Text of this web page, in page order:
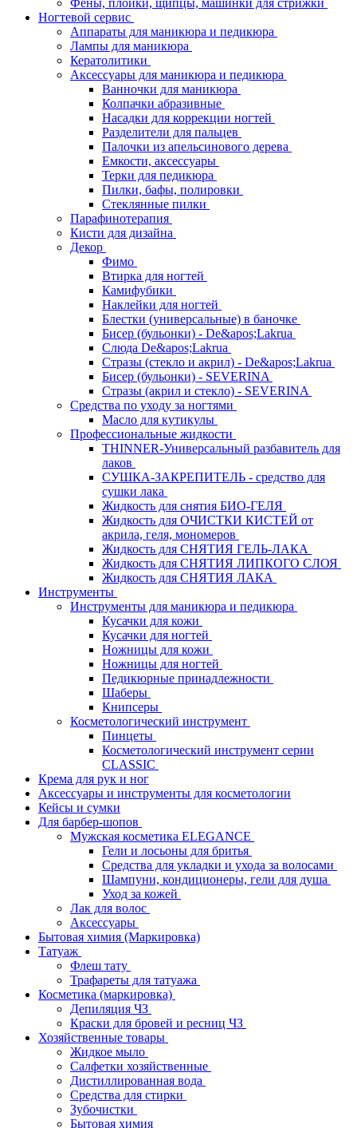
Фены, плойки, щипцы, машинки для стрижки
Ногтевой сервис
Аппараты для маникюра и педикюра
Лампы для маникюра
Кератолитики
Аксессуары для маникюра и педикюра
Ванночки для маникюра
Колпачки абразивные
Насадки для коррекции ногтей
Разделители для пальцев
Палочки из апельсинового дерева
Емкости, аксессуары
Терки для педикюра
Пилки, бафы, полировки
Стеклянные пилки
Парафинотерапия
Кисти для дизайна
Декор
Фимо
Втирка для ногтей
Камифубики
Наклейки для ногтей
Блестки (универсальные) в баночке
Бисер (бульонки) - De&apos;Lakrua
Слюда De&apos;Lakrua
Стразы (стекло и акрил) - De&apos;Lakrua
Бисер (бульонки) - SEVERINA
Стразы (акрил и стекло) - SEVERINA
Средства по уходу за ногтями
Масло для кутикулы
Профессиональные жидкости
THINNER-Универсальный разбавитель для
лаков
СУШКА-ЗАКРЕПИТЕЛЬ - средство для
сушки лака
Жидкость для снятия БИО-ГЕЛЯ
Жидкость для ОЧИСТКИ КИСТЕЙ от
акрила, геля, мономеров
Жидкость для СНЯТИЯ ГЕЛЬ-ЛАКА
Жидкость для СНЯТИЯ ЛИПКОГО СЛОЯ
Жидкость для СНЯТИЯ ЛАКА
Инструменты
Инструменты для маникюра и педикюра
Кусачки для кожи
Кусачки для ногтей
Ножницы для кожи
Ножницы для ногтей
Педикюрные принадлежности
Шаберы
Книпсеры
Косметологический инструмент
Пинцеты
Косметологический инструмент серии
CLASSIC
Крема для рук и ног
Аксессуары и инструменты для косметологии
Кейсы и сумки
Для барбер-шопов
Мужская косметика ELEGANCE
Гели и лосьоны для бритья
Средства для укладки и ухода за волосами
Шампуни, кондиционеры, гели для душа
Уход за кожей
Лак для волос
Аксессуары
Бытовая химия (Маркировка)
Татуаж
Флеш тату
Трафареты для татуажа
Косметика (маркировка)
Депиляция ЧЗ
Краски для бровей и ресниц ЧЗ
Хозяйственные товары
Жидкое мыло
Салфетки хозяйственные
Дистиллированная вода
Средства для стирки
Зубочистки
Бытовая химия